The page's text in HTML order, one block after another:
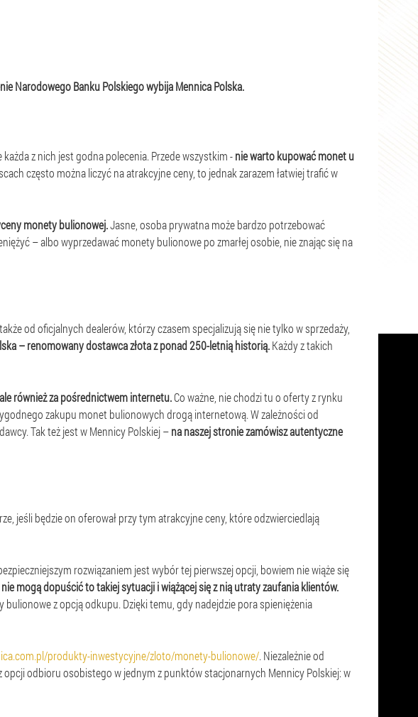
Narodowego Banku Polskiego wybija Mennica Polska.
z nich jest godna polecenia. Przede wszystkim -nie warto kupować monet u
często można liczyć na atrakcyjne ceny, to jednak zarazem łatwiej trafić w
monety bulionowej.Jasne, osoba prywatna może bardzo potrzebować
– albo wyprzedawać monety bulionowe po zmarłej osobie, nie znając się na
od oficjalnych dealerów, którzy czasem specjalizują się nie tylko w sprzedaży,
– renomowany dostawca złota z ponad 250-letnią historią.Każdy z takich
również za pośrednictwem internetu.Co ważne, nie chodzi tu o oferty z rynku
zakupu monet bulionowych drogą internetową. W zależności od
Tak też jest w Mennicy Polskiej –na naszej stronie zamówisz autentyczne
jeśli będzie on oferował przy tym atrakcyjne ceny, które odzwierciedlają
rozwiązaniem jest wybór tej pierwszej opcji, bowiem nie wiąże się
mogą dopuścić to takiej sytuacji i wiążącej się z nią utraty zaufania klientów.
bulionowe z opcją odkupu. Dzięki temu, gdy nadejdzie pora spieniężenia
produkty-inwestycyjne/zloto/monety-bulionowe/. Niezależnie od
odbioru osobistego w jednym z punktów stacjonarnych Mennicy Polskiej: w